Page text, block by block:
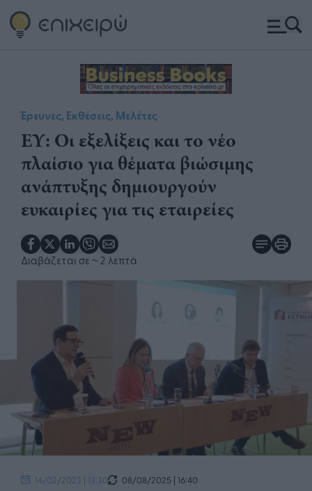
Έρευνες, Εκθέσεις, Μελέτες
ΕΥ: Οι εξελίξεις και το νέο
πλαίσιο για θέματα βιώσιμης
ανάπτυξης δημιουργούν
ευκαιρίες για τις εταιρείες
Διαβάζεται σε ~ 2 λεπτά
14/02/2023 | 13:30
08/08/2025 | 16:40